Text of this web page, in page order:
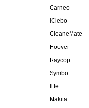
Carneo
iClebo
CleaneMate
Hoover
Raycop
Symbo
Ilife
Makita